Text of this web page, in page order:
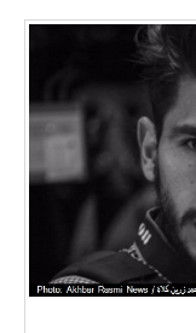
بانک، بیمه و سرمایه
مسکن و ساختمان